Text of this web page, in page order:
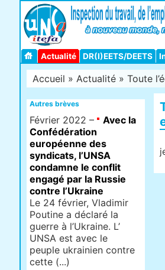
Actualité DR(I)EETS/DEETS
Accueil » Actualité » Toute
Autres brèves
Février 2022 –
Avec la
Confédération
européenne des
syndicats, l’UNSA
condamne le conflit
engagé par la Russie
contre l’Ukraine
Le 24 février, Vladimir
Poutine a déclaré la
guerre à l’Ukraine. L’
UNSA est avec le
peuple ukrainien contre
cette (...)